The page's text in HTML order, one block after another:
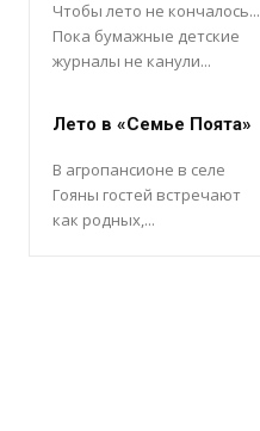
Чтобы лето не кончалось...
Пока бумажные детские
журналы не канули...
Лето в «Семье Поята»
В агропансионе в селе
Гояны гостей встречают
как родных,...